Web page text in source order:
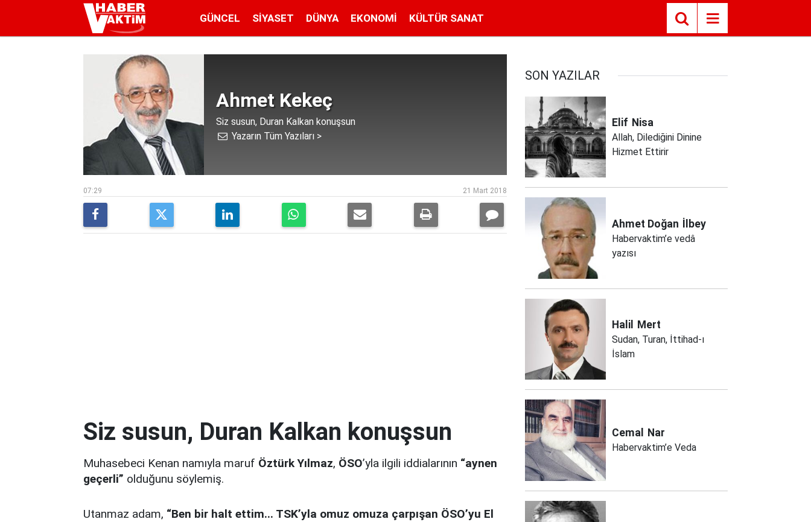
GÜNCEL SIYASET DÜNYA EKONOMI KÜLTÜR SANAT
Ahmet Kekeç
Siz susun, Duran Kalkan konuşsun
Yazarın Tüm Yazıları >
07:29 21 Mart 2018
Siz susun, Duran Kalkan konuşsun
Muhasebeci Kenan namıyla maruf Öztürk Yılmaz, ÖSO’yla ilgili iddialarının “aynen
geçerli” olduğunu söylemiş.
Utanmaz adam, “Ben bir halt ettim... TSK’yla omuz omuza çarpışan ÖSO’yu El
SON YAZILAR
Elif Nisa
Allah, Dilediğini Dinine
Hizmet Ettirir
Ahmet Doğan İlbey
Habervaktim’e vedâ
yazısı
Halil Mert
Sudan, Turan, İttihad-ı
İslam
Cemal Nar
Habervaktim’e Veda